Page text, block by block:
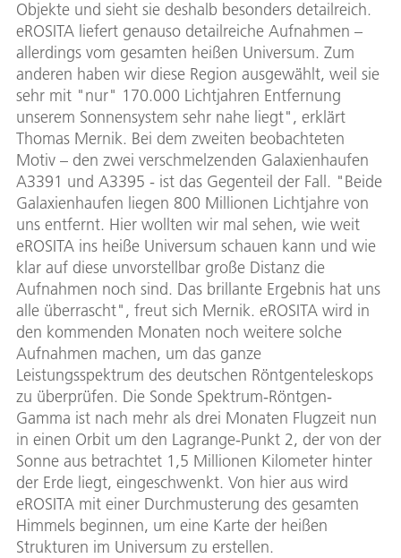
Objekte und sieht sie deshalb besonders detailreich.
eROSITA liefert genauso detailreiche Aufnahmen –
allerdings vom gesamten heißen Universum. Zum
anderen haben wir diese Region ausgewählt, weil sie
sehr mit "nur" 170.000 Lichtjahren Entfernung
unserem Sonnensystem sehr nahe liegt", erklärt
Thomas Mernik. Bei dem zweiten beobachteten
Motiv – den zwei verschmelzenden Galaxienhaufen
A3391 und A3395 - ist das Gegenteil der Fall. "Beide
Galaxienhaufen liegen 800 Millionen Lichtjahre von
uns entfernt. Hier wollten wir mal sehen, wie weit
eROSITA ins heiße Universum schauen kann und wie
klar auf diese unvorstellbar große Distanz die
Aufnahmen noch sind. Das brillante Ergebnis hat uns
alle überrascht", freut sich Mernik. eROSITA wird in
den kommenden Monaten noch weitere solche
Aufnahmen machen, um das ganze
Leistungsspektrum des deutschen Röntgenteleskops
zu überprüfen. Die Sonde Spektrum-Röntgen-
Gamma ist nach mehr als drei Monaten Flugzeit nun
in einen Orbit um den Lagrange-Punkt 2, der von der
Sonne aus betrachtet 1,5 Millionen Kilometer hinter
der Erde liegt, eingeschwenkt. Von hier aus wird
eROSITA mit einer Durchmusterung des gesamten
Himmels beginnen, um eine Karte der heißen
Strukturen im Universum zu erstellen.